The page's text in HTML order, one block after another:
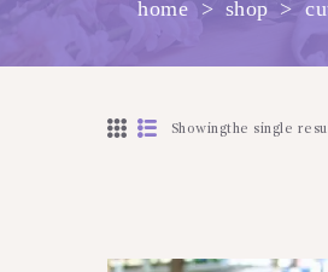
home shop
PRINCIPALA
DESPRE NOI
Showingthe single